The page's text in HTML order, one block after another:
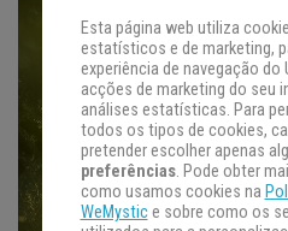
Esta página web utiliza
estatísticos e de marketing,
experiência de navegação do
acções de marketing do seu
análises estatísticas. Para
todos os tipos de cookies,
pretender escolher apenas
preferências. Pode obter
como usamos cookies na
WeMystice sobre como os